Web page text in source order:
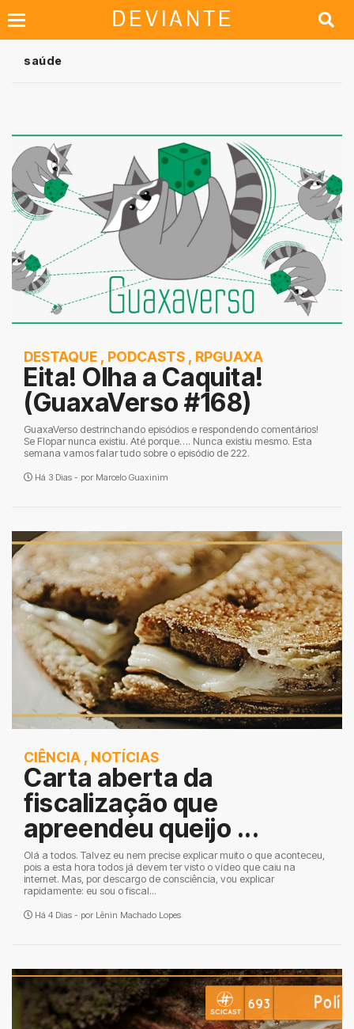
saúde
DESTAQUE , PODCASTS , RPGUAXA
Eita! Olha a Caquita!
(GuaxaVerso #168)
GuaxaVerso destrinchando episódios e respondendo comentários!
Se Flopar nunca existiu. Até porque…. Nunca existiu mesmo. Esta
semana vamos falar tudo sobre o episódio de 222.
Há 3 Dias - por Marcelo Guaxinim
CIÊNCIA , NOTÍCIAS
Carta aberta da
fiscalização que
apreendeu queijo ...
Olá a todos. Talvez eu nem precise explicar muito o que aconteceu,
pois a esta hora todos já devem ter visto o vídeo que caiu na
internet. Mas, por descargo de consciência, vou explicar
rapidamente: eu sou o fiscal...
Há 4 Dias - por Lênin Machado Lopes